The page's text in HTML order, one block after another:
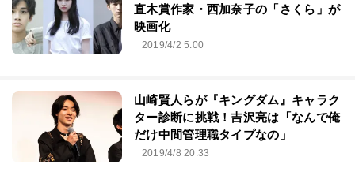
直木賞作家・西加奈子の「さくら」が
映画化
2019/4/2 5:00
山崎賢人らが『キングダム』キャラク
ター診断に挑戦！吉沢亮は「なんで俺
だけ中間管理職タイプなの」
2019/4/8 20:33